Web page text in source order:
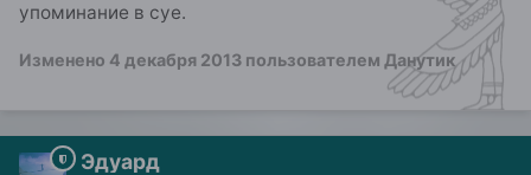
упоминание в суе.
Изменено 4 декабря 2013 пользователем Данутик
Эдуард